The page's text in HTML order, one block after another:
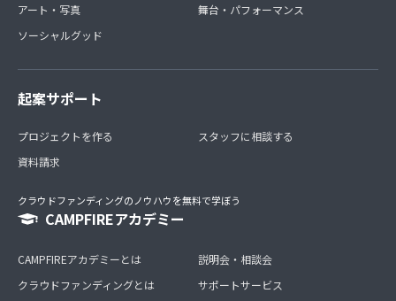
アート・写真
ソーシャルグッド
舞台・パフォーマンス
起案サポート
プロジェクトを作る
資料請求
スタッフに相談する
クラウドファンディングのノウハウを無料で学ぼう
CAMPFIREアカデミー
CAMPFIREアカデミーとは
クラウドファンディングとは
説明会・相談会
サポートサービス